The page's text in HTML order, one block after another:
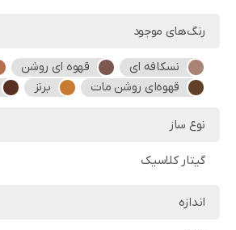
رنگ‌های موجود
نسکافه ای قهوه ای روشن
قهوه‌ای روشن مات
برنز
نوع ساز
گیتار کلاسیک
اندازه